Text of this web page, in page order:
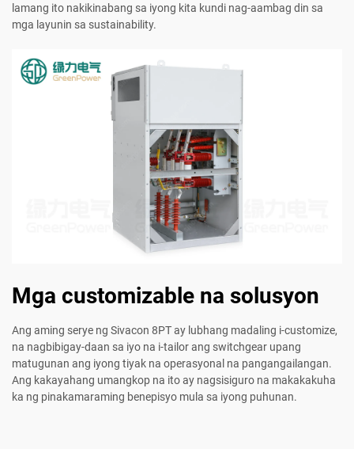
lamang ito nakikinabang sa iyong kita kundi nag-aambag din sa
mga layunin sa sustainability.
Mga customizable na solusyon
Ang aming serye ng Sivacon 8PT ay lubhang madaling i-customize,
na nagbibigay-daan sa iyo na i-tailor ang switchgear upang
matugunan ang iyong tiyak na operasyonal na pangangailangan.
Ang kakayahang umangkop na ito ay nagsisiguro na makakakuha
ka ng pinakamaraming benepisyo mula sa iyong puhunan.